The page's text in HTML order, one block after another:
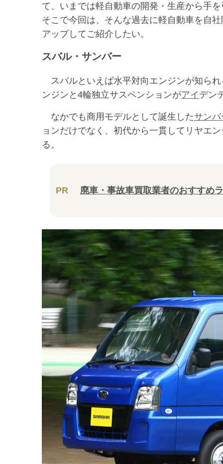
て、いまでは軽自動車の開発・生産から手
そこで今回は、そんな過去に軽自動車を自
アップしてご紹介したい。
スバル・サンバー
スバルといえば水平対向エンジンが知ら
ンジンと4輪独立サスペンションがアイ デン
なかでも商用モデルとして誕生したサンバ
ョンだけでなく、初代から一貫してリヤエ
る。
PR 廃車・事故車買取業者のおすすめ